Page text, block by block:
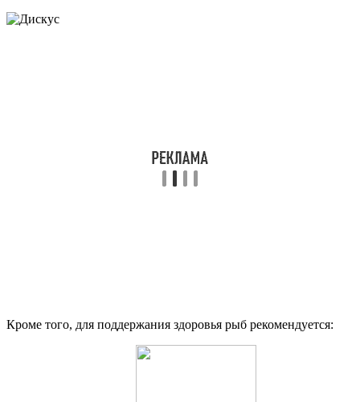
Кроме того, для поддержания здоровья рыб рекомендуется: